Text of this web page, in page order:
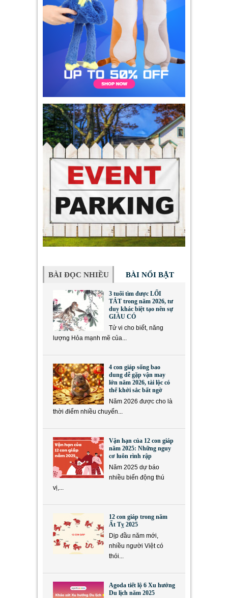
BÀI ĐỌC NHIỀU BÀI NỔI BẬT
3 tuổi tìm được LỐI
TẮT trong năm 2026, tư
duy khác biệt tạo nên sự
GIÀU CÓ
Tử vi cho biết, năng
lượng Hỏa mạnh mẽ của...
4 con giáp sống bao
dung dễ gặp vận may
lớn năm 2026, tài lộc có
thể khởi sắc bất ngờ
Năm 2026 được cho là
thời điểm nhiều chuyển...
Vận hạn của 12 con giáp
năm 2025: Những nguy
cơ luôn rình rập
Năm 2025 dự báo
nhiều biến động thú
vị,...
12 con giáp trong năm
Ất Tỵ 2025
Dịp đầu năm mới,
nhiều người Việt có
thói...
Agoda tiết lộ 6 Xu hướng
Du lịch năm 2025